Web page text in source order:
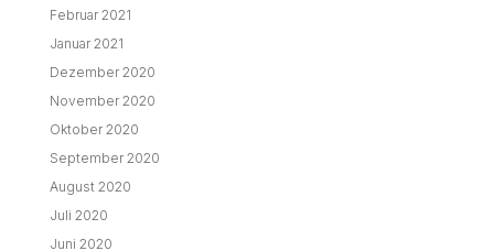
Februar 2021
Januar 2021
Dezember 2020
November 2020
Oktober 2020
September 2020
August 2020
Juli 2020
Juni 2020